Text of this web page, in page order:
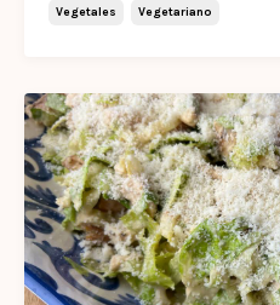
Vegetales Vegetariano